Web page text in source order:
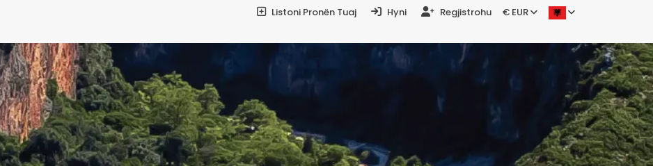
Listoni Pronën Tuaj Hyni Regjistrohu € EUR